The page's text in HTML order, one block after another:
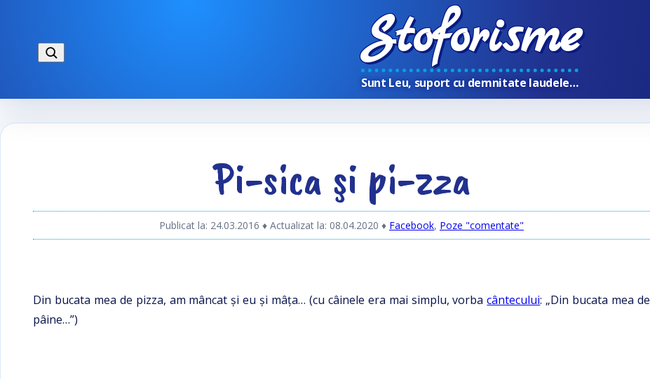
Stoforisme
Sunt Leu, suport cu demnitate laudele…
Pi-sica şi pi-zza
Publicat la: 24.03.2016 ♦ Actualizat la: 08.04.2020 ♦ Facebook, Poze "comentate"
Din bucata mea de pizza, am mâncat și eu și mâța… (cu câinele era mai simplu, vorbacântecului: „Din bucata mea de
pâine…”)